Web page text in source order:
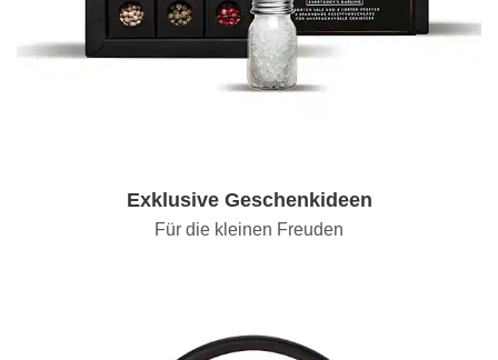
Exklusive Geschenkideen
Für die kleinen Freuden